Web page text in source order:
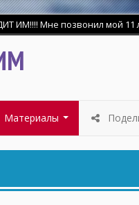
Мне позвонил мой 11
свидетельство о
Материалы